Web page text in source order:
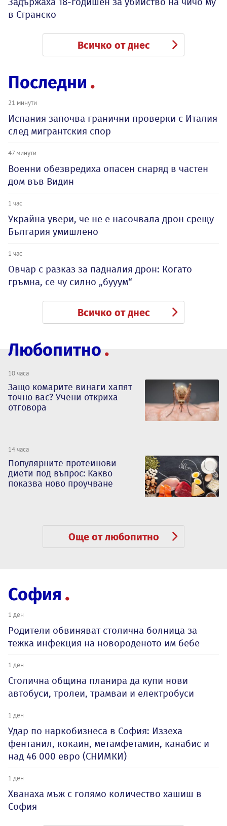
в Странско
Всичко от днес
Последни
21 минути
Испания започва гранични проверки с Италия
след мигрантския спор
47 минути
Военни обезвредиха опасен снаряд в частен
дом във Видин
1 час
Украйна увери, че не е насочвала дрон срещу
България умишлено
1 час
Овчар с разказ за падналия дрон: Когато
гръмна, се чу силно „бууум“
Всичко от днес
Любопитно
10 часа
Защо комарите винаги хапят
точно вас? Учени откриха
отговора
14 часа
Популярните протеинови
диети под въпрос: Какво
показва ново проучване
Още от любопитно
София
1 ден
Родители обвиняват столична болница за
тежка инфекция на новороденото им бебе
1 ден
Столична община планира да купи нови
автобуси, тролеи, трамваи и електробуси
1 ден
Удар по наркобизнеса в София: Иззеха
фентанил, кокаин, метамфетамин, канабис и
над 46 000 евро (СНИМКИ)
1 ден
Хванаха мъж с голямо количество хашиш в
София